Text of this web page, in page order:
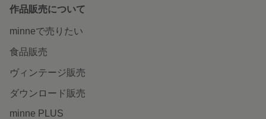
作品販売について
minneで売りたい
食品販売
ヴィンテージ販売
ダウンロード販売
minne PLUS